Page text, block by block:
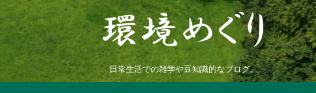
日常生活での雑学や豆知識的なブログ。